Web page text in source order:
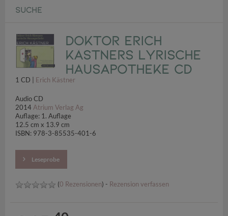
SUCHE
Doktor Erich
Kästners lyrische
Hausapotheke CD
1 CD | Erich Kästner
Audio CD
2014 Atrium Verlag Ag
Auflage: 1. Auflage
12.5 cm x 13.9 cm
ISBN: 978-3-85535-401-6
Leseprobe
(0 Rezensionen) - Rezension verfassen